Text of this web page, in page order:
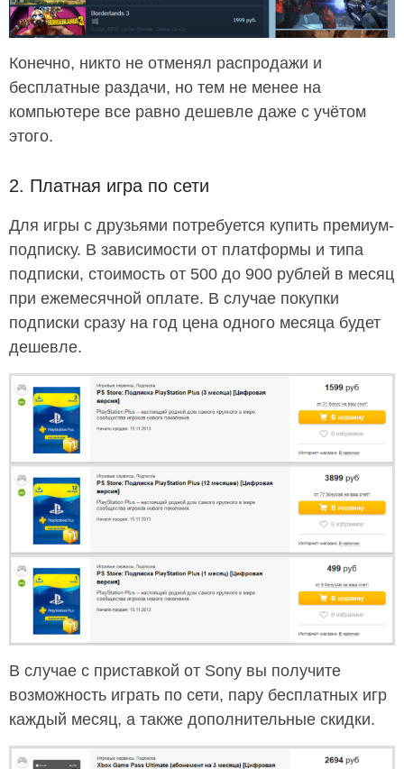
Конечно, никто не отменял распродажи и
бесплатные раздачи, но тем не менее на
компьютере все равно дешевле даже с учётом
этого.
2. Платная игра по сети
Для игры с друзьями потребуется купить премиум-
подписку. В зависимости от платформы и типа
подписки, стоимость от 500 до 900 рублей в месяц
при ежемесячной оплате. В случае покупки
подписки сразу на год цена одного месяца будет
дешевле.
В случае с приставкой от Sony вы получите
возможность играть по сети, пару бесплатных игр
каждый месяц, а также дополнительные скидки.